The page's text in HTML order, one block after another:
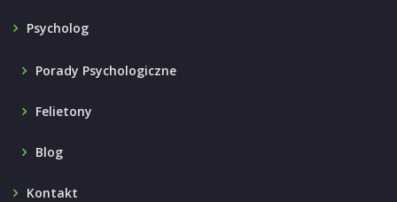
Psycholog
Porady Psychologiczne
Felietony
Blog
Kontakt